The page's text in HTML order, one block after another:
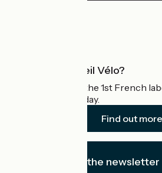
What is Accueil Vélo?
Accueil Vélo is the 1st French
cyclists on holiday.
Find out more
I subscribe to the newsletter